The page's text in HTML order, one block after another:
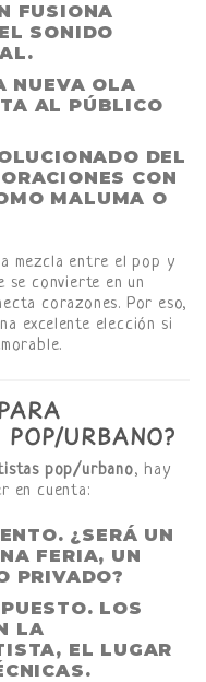
FUSIONA
SONIDO
NUEVA OLA
AL PÚBLICO
DEL
CON
MALUMA O
mezcla entre el pop y
se convierte en un
corazones. Por eso,
excelente elección si
URBANO?
pop/urbano, hay
en cuenta:
¿SERÁ UN
FERIA, UN
PRIVADO?
LOS
LA
EL LUGAR